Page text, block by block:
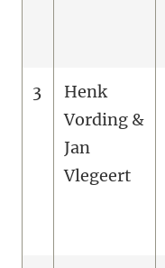
3
Henk
Vording &
Jan
Vlegeert